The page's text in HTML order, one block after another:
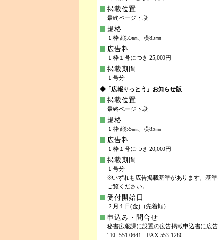
掲載位置
最終ページ下段
規格
１枠 縦55㎜、横85㎜
広告料
１枠１号につき 25,000円
掲載期間
１号分
◆「広報りっとう」お知らせ版
掲載位置
最終ページ下段
規格
１枠 縦55㎜、横85㎜
広告料
１枠１号につき 20,000円
掲載期間
１号分
※いずれも広告掲載基準があります。基
ご覧ください。
受付開始日
２月１日(金)（先着順）
申込み・問合せ
秘書広報課に設置の広告掲載申込書に
TEL.551-0641 FAX.553-1280